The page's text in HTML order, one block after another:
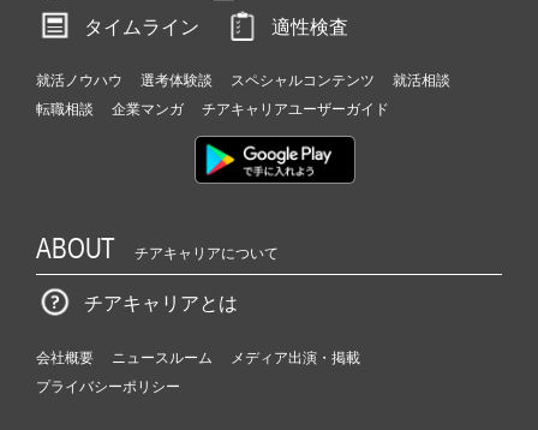
タイムライン
適性検査
就活ノウハウ 選考体験談 スペシャルコンテンツ
就活相談
転職相談
企業マンガ チアキャリアユーザーガイド
ABOUT チアキャリアについて
チアキャリアとは
会社概要 ニュースルーム
メディア出演・掲載
プライバシーポリシー